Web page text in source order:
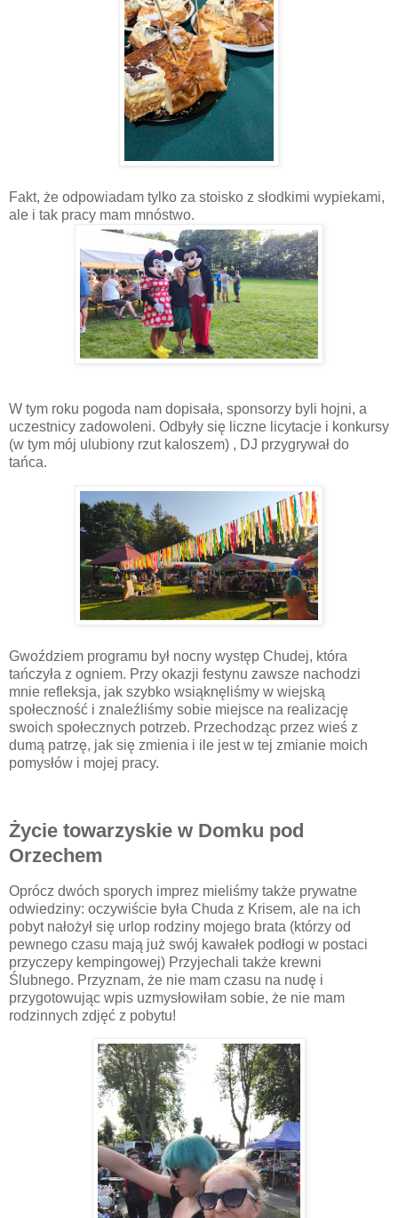
Fakt, że odpowiadam tylko za stoisko z słodkimi wypiekami,
ale i tak pracy mam mnóstwo.
W tym roku pogoda nam dopisała, sponsorzy byli hojni, a
uczestnicy zadowoleni. Odbyły się liczne licytacje i konkursy
(w tym mój ulubiony rzut kaloszem) , DJ przygrywał do
tańca.
Gwoździem programu był nocny występ Chudej, która
tańczyła z ogniem. Przy okazji festynu zawsze nachodzi
mnie refleksja, jak szybko wsiąknęliśmy w wiejską
społeczność i znaleźliśmy sobie miejsce na realizację
swoich społecznych potrzeb. Przechodząc przez wieś z
dumą patrzę, jak się zmienia i ile jest w tej zmianie moich
pomysłów i mojej pracy.
Życie towarzyskie w Domku pod
Orzechem
Oprócz dwóch sporych imprez mieliśmy także prywatne
odwiedziny: oczywiście była Chuda z Krisem, ale na ich
pobyt nałożył się urlop rodziny mojego brata (którzy od
pewnego czasu mają już swój kawałek podłogi w postaci
przyczepy kempingowej) Przyjechali także krewni
Ślubnego. Przyznam, że nie mam czasu na nudę i
przygotowując wpis uzmysłowiłam sobie, że nie mam
rodzinnych zdjęć z pobytu!